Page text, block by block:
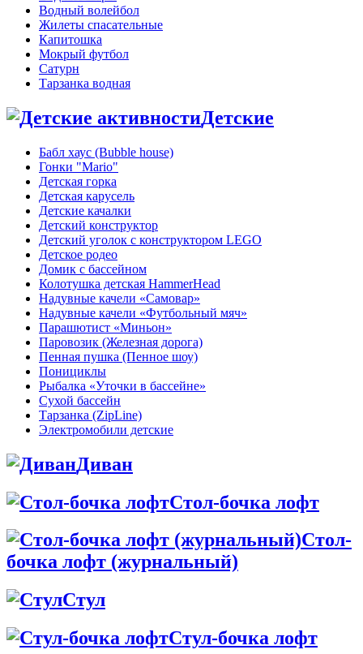
Водный волейбол
Жилеты спасательные
Капитошка
Мокрый футбол
Сатурн
Тарзанка водная
Детские
Бабл хаус (Bubble house)
Гонки "Mario"
Детская горка
Детская карусель
Детские качалки
Детский конструктор
Детский уголок с конструктором LEGO
Детское родео
Домик с бассейном
Колотушка детская HammerHead
Надувные качели «Самовар»
Надувные качели «Футбольный мяч»
Парашютист «Миньон»
Паровозик (Железная дорога)
Пенная пушка (Пенное шоу)
Понициклы
Рыбалка «Уточки в бассейне»
Сухой бассейн
Тарзанка (ZipLine)
Электромобили детские
Диван
Стол-бочка лофт
Стол-
бочка лофт (журнальный)
Стул
Стул-бочка лофт